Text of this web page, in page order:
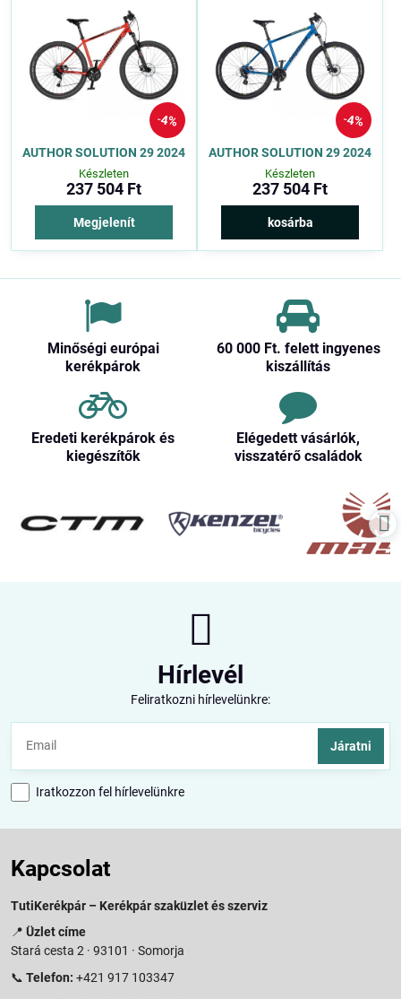
4%
AUTHOR SOLUTION 29 2024
Készleten
237 504 Ft
Megjelenít
4%
AUTHOR SOLUTION 29 2024
Készleten
237 504 Ft
kosárba
Minőségi európai
kerékpárok
60 000 Ft​. felett ingyenes
kiszállítás
Eredeti kerékpárok és
kiegészítők
Elégedett vásárlók,
visszatérő családok
Hírlevél
Feliratkozni hírlevelünkre:
Járatni
Iratkozzon fel hírlevelünkre
Kapcsolat
TutiKerékpár – Kerékpár szaküzlet és szerviz
📍 Üzlet címe
Stará cesta 2 · 93101 · Somorja
📞 Telefon: +421 917 103347